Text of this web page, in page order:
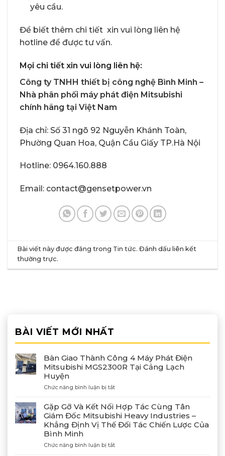
yêu cầu.
Để biết thêm chi tiết xin vui lòng liên hệ
hotline để được tư vấn.
Mọi chi tiết xin vui lòng liên hệ:
Công ty TNHH thiết bị công nghệ Bình Minh –
Nhà phân phối máy phát điện Mitsubishi
chính hãng tại Việt Nam
Địa chỉ: Số 31 ngõ 92 Nguyễn Khánh Toàn,
Phường Quan Hoa, Quận Cầu Giấy TP.Hà Nội
Hotline: 0964.160.888
Email: contact@gensetpower.vn
Bài viết này được đăng trong Tin tức. Đánh dấu liên kết
thường trực.
BÀI VIẾT MỚI NHẤT
Bàn Giao Thành Công 4 Máy Phát Điện
Mitsubishi MGS2300R Tại Cảng Lạch
Huyện
Chức năng bình luận bị tắtở
Giao
Thành
Công
4
Phát
Gặp Gỡ Và Kết Nối Hợp Tác Cùng Tân
Giám Đốc Mitsubishi Heavy Industries –
Khẳng Định Vị Thế Đối Tác Chiến Lược Của
Bình Minh
Chức năng bình luận bị tắtở